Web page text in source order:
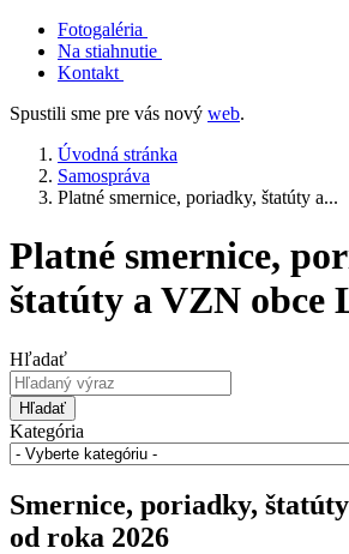
Fotogaléria
Na stiahnutie
Kontakt
Spustili sme pre vás nový web.
Úvodná stránka
Samospráva
Platné smernice, poriadky, štatúty a...
Platné smernice,
štatúty a VZN obce
Hľadať
Hľadať
Kategória
Smernice, poriadky,
od roka 2026